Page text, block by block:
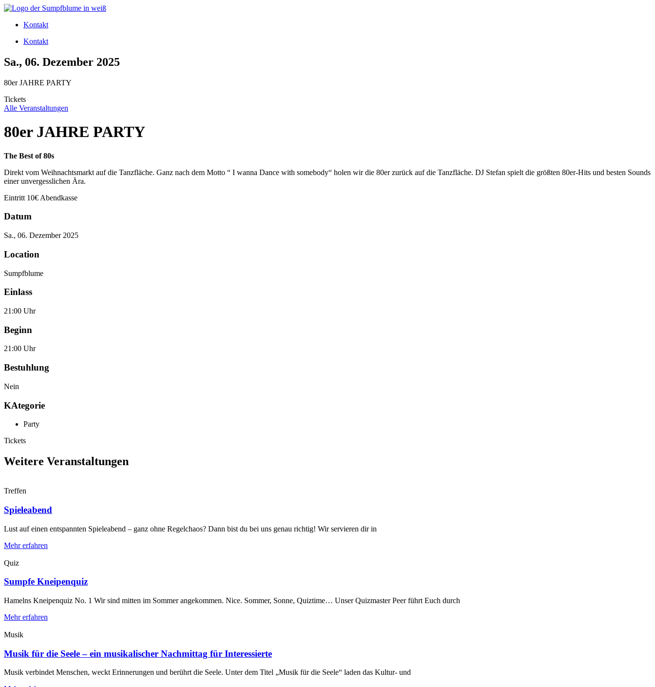
Zum
wechselnKontakt
Kontakt
Sa., 06. Dezember 2025
80er JAHRE PARTY
Tickets
Alle Veranstaltungen
80er JAHRE PARTY
The Best of 80s
Direkt vom Weihnachtsmarkt auf die Tanzfläche. Ganz nach dem Motto “ I wanna Dance with somebody“ holen wir die 80er zurück auf die Tanzfläche. DJ Stefan spielt die größten 80er-Hits und besten Sounds
einer unvergesslichen Ära.
Eintritt 10€ Abendkasse
Datum
Sa., 06. Dezember 2025
Location
Sumpfblume
Einlass
21:00 Uhr
Beginn
21:00 Uhr
Bestuhlung
Nein
KAtegorie
Party
Tickets
Weitere Veranstaltungen
Treffen
Spieleabend
Lust auf einen entspannten Spieleabend – ganz ohne Regelchaos? Dann bist du bei uns genau richtig! Wir servieren dir in
Mehr erfahren
Quiz
Sumpfe Kneipenquiz
Hamelns Kneipenquiz No. 1 Wir sind mitten im Sommer angekommen. Nice. Sommer, Sonne, Quiztime… Unser Quizmaster Peer führt Euch durch
Mehr erfahren
Musik
Musik für die Seele – ein musikalischer Nachmittag für Interessierte
Musik verbindet Menschen, weckt Erinnerungen und berührt die Seele. Unter dem Titel „Musik für die Seele“ laden das Kultur- und